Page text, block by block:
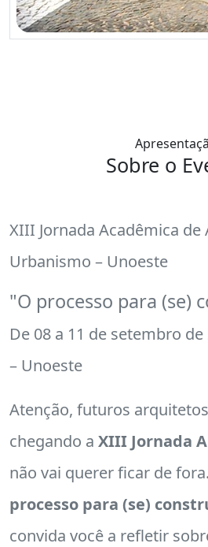
Sobre o
XIII Jornada Acadêmica
Urbanismo – Unoeste
"O processo para (se)
De 08 a 11 de setembro
– Unoeste
Atenção, futuros
chegando a XIII Jornada
não vai querer ficar de
processo para (se)
convida você a refletir